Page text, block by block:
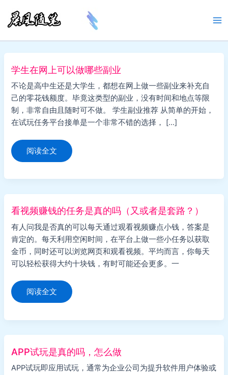
容
学生在网上可以做哪些副业
不论是高中生还是大学生，都想在网上做一些副业来补充自
己的零花钱额度。毕竟这类型的副业，没有时间和地点等限
制，非常自由且随时可不做。 学生副业推荐 从简单的开始，
在试玩任务平台接单是一个非常不错的选择， […]
学
生
在
上
以
哪
些
副
业
阅读全文
看视频赚钱的任务是真的吗（又或者是套路？）
有人问我是否真的可以每天通过观看视频赚点小钱，答案是
肯定的。每天利用空闲时间，在平台上做一些小任务以获取
金币，同时还可以浏览网页和观看视频。平均而言，你每天
可以轻松获得大约十块钱，有时可能还会更多。一
看
频
钱
任
是
真
的
吗
阅读全文
APP试玩是真的吗，怎么做
APP试玩即应用试玩，通常为企业公司为提升软件用户体验或